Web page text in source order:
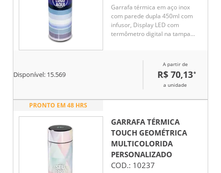
Garrafa térmica em aço inox
com parede dupla 450ml com
infusor, Display LED com
termômetro digital na tampa
Disponível: 15.569
A partir de
R$ 70,13*
a unidade
PRONTO EM 48 HRS
GARRAFA TÉRMICA
TOUCH GEOMÉTRICA
MULTICOLORIDA
PERSONALIZADO
COD.: 10237